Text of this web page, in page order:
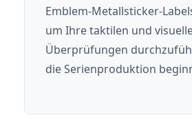
Emblem-Metallsticker-
um Ihre taktilen und
Überprüfungen
die Serienproduktion